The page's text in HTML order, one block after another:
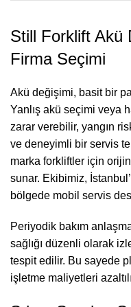
Still Forklift Akü
Firma Seçimi
Akü değişimi, basit bir
Yanlış akü seçimi veya
zarar verebilir, yangın
ve deneyimli bir servis
marka forkliftler için
sunar. Ekibimiz,
bölgede mobil servis
Periyodik bakım
sağlığı düzenli olarak
tespit edilir. Bu sayede
işletme maliyetleri